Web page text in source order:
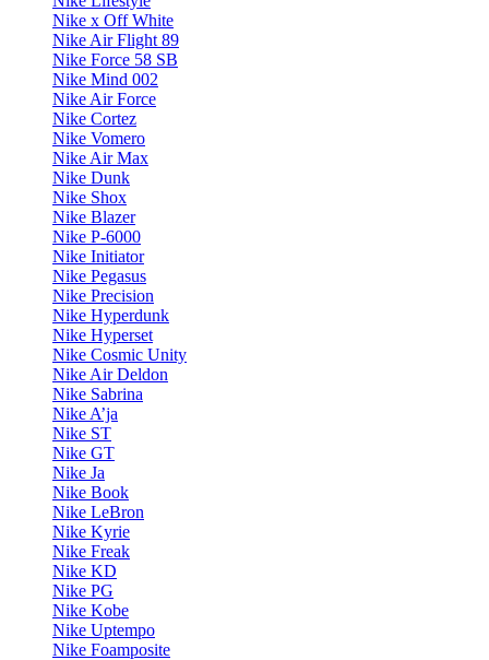
Nike x Off White
Nike Air Flight 89
Nike Force 58 SB
Nike Mind 002
Nike Air Force
Nike Cortez
Nike Vomero
Nike Air Max
Nike Dunk
Nike Shox
Nike Blazer
Nike P-6000
Nike Initiator
Nike Pegasus
Nike Precision
Nike Hyperdunk
Nike Hyperset
Nike Cosmic Unity
Nike Air Deldon
Nike Sabrina
Nike A’ja
Nike ST
Nike GT
Nike Ja
Nike Book
Nike LeBron
Nike Kyrie
Nike Freak
Nike KD
Nike PG
Nike Kobe
Nike Uptempo
Nike Foamposite